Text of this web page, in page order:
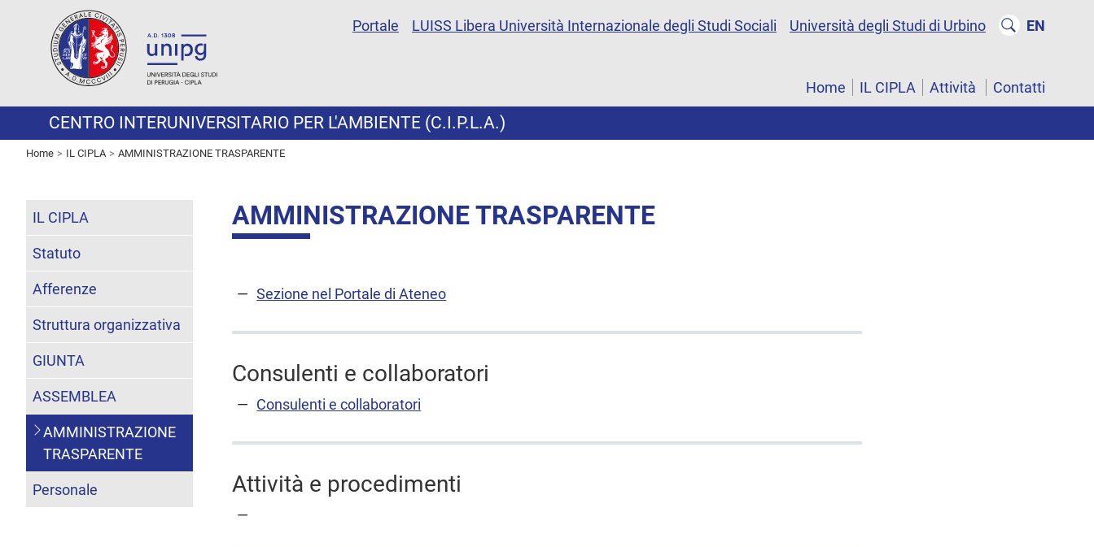
Portale LUISS Libera Università Internazionale degli Studi Sociali Università degli Studi di Urbino EN
Home IL CIPLA Attività Contatti
CENTRO INTERUNIVERSITARIO PER L'AMBIENTE (C.I.P.L.A.)
Home IL CIPLA AMMINISTRAZIONE TRASPARENTE
AMMINISTRAZIONE TRASPARENTE
Sezione nel Portale di Ateneo
Consulenti e collaboratori
Consulenti e collaboratori
Attività e procedimenti
IL CIPLA
Statuto
Afferenze
Struttura organizzativa
GIUNTA
ASSEMBLEA
AMMINISTRAZIONE
TRASPARENTE
Personale